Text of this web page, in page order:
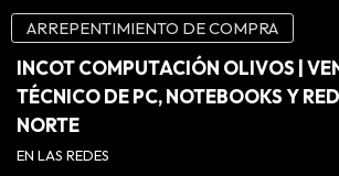
ARREPENTIMIENTO DE COMPRA
INCOT COMPUTACIÓN OLIVOS |
TÉCNICO DE PC, NOTEBOOKS Y
NORTE
EN LAS REDES